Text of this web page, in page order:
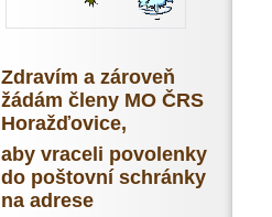
Zdravím a zároveň
žádám členy MO ČRS
Horažďovice,
aby vraceli povolenky
do poštovní schránky
na adrese